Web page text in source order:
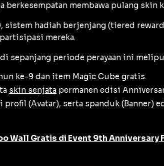
berkesempatan membawa pulang skin
sistem hadiah berjenjang (tiered
mereka.
sepanjang periode perayaan ini
ke-9 dan item Magic Cube gratis.
skin senjata permanen edisi
profil (Avatar), serta spanduk (Banner)
Wall Gratis di Event 9th Anniversary